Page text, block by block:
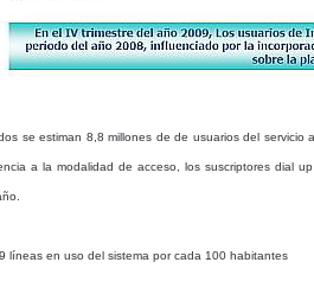
se estiman 8,8 millones de de usuarios del
a la modalidad de acceso, los suscriptores dial
líneas en uso del sistema por cada 100 habitantes